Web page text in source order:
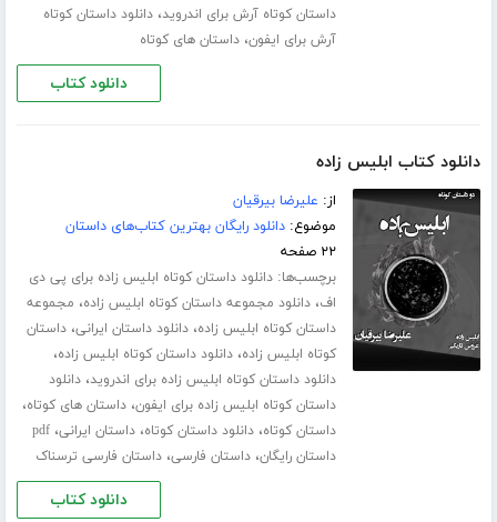
داستان کوتاه آرش برای اندروید،دانلود داستان کوتاه
آرش برای ایفون،داستان های کوتاه
دانلود کتاب
دانلود کتاب ابلیس زاده
از: علیرضا بیرقیان
موضوع:دانلود رایگان بهترین کتاب‌های داستان
۲۲ صفحه
برچسب‌ها:دانلود داستان کوتاه ابلیس زاده برای پی دی
اف،دانلود مجموعه داستان کوتاه ابلیس زاده، مجموعه
داستان کوتاه ابلیس زاده،دانلود داستان ایرانی،داستان
کوتاه ابلیس زاده،دانلود داستان کوتاه ابلیس زاده،
دانلود داستان کوتاه ابلیس زاده برای اندروید،دانلود
داستان کوتاه ابلیس زاده برای ایفون،داستان های کوتاه،
داستان کوتاه،دانلود داستان کوتاه،داستان ایرانی،pdf
داستان رایگان،داستان فارسی،داستان فارسی ترسناک
دانلود کتاب